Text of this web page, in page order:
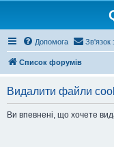
Допомога Зв'язок
Список форумів
Видалити файли
Ви впевнені, що хочете